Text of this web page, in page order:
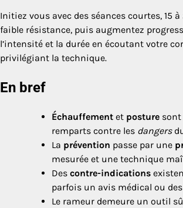
Initiez vous avec des séances courtes, 15
faible résistance, puis augmentez
l’intensité et la durée en écoutant votre
privilégiant la technique.
En bref
Échauffement et posture sont
remparts contre les dangers
La prévention passe par une
mesurée et une technique
Des contre-indications
parfois un avis médical ou
Le rameur demeure un outil